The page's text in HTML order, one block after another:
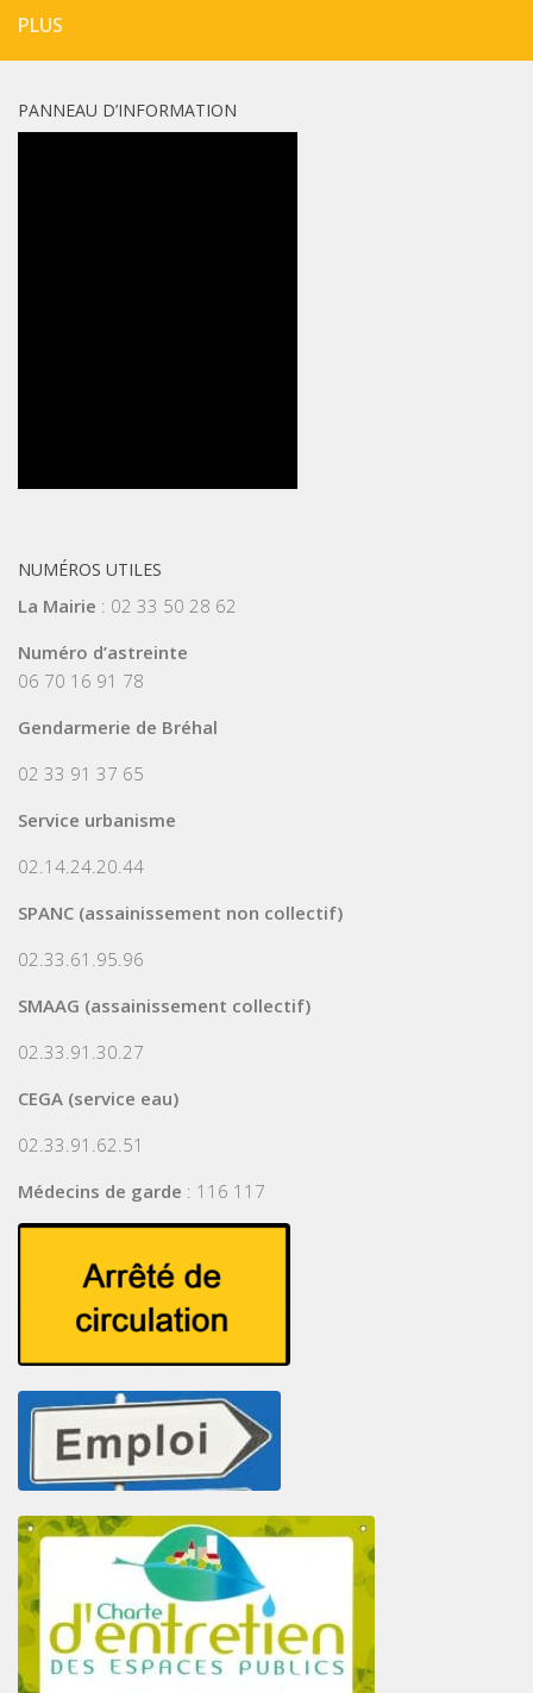
PLUS
PANNEAU D’INFORMATION
NUMÉROS UTILES
La Mairie : 02 33 50 28 62
Numéro d’astreinte
06 70 16 91 78
Gendarmerie de Bréhal
02 33 91 37 65
Service urbanisme
02.14.24.20.44
SPANC (assainissement non collectif)
02.33.61.95.96
SMAAG (assainissement collectif)
02.33.91.30.27
CEGA (service eau)
02.33.91.62.51
Médecins de garde : 116 117